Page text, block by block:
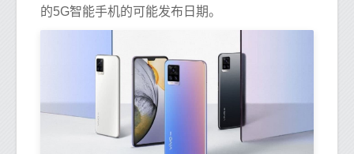
的5G智能手机的可能发布日期。